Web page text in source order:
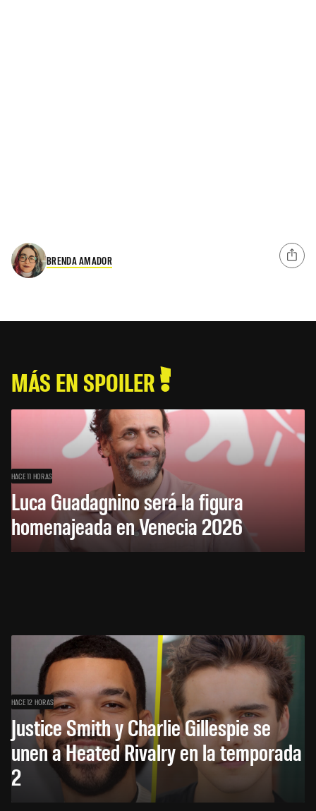
BRENDA AMADOR
MÁS EN SPOILER
HACE 11 HORAS
Luca Guadagnino será la figura
homenajeada en Venecia 2026
HACE 12 HORAS
Justice Smith y Charlie Gillespie se
unen a Heated Rivalry en la temporada
2